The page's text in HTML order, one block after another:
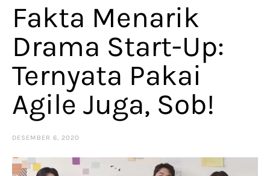
Fakta Menarik
Drama Start-Up:
Ternyata Pakai
Agile Juga, Sob!
DESEMBER 6, 2020